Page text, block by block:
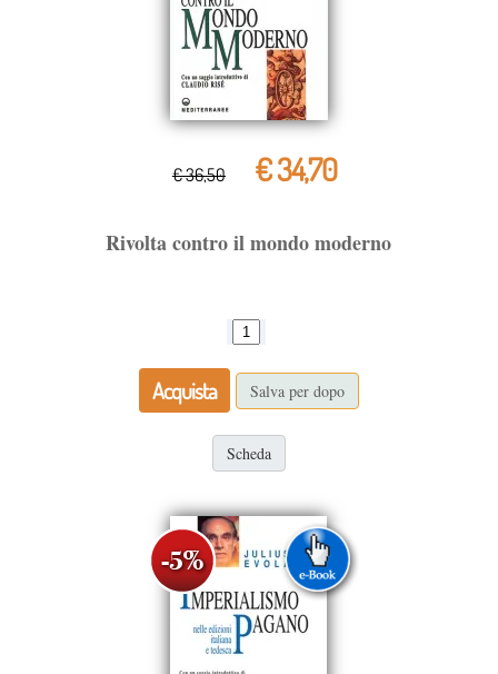
€ 36,50 € 34,70
Rivolta contro il mondo moderno
Acquista Salva per dopo
Scheda